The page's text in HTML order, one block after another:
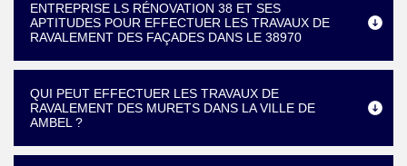
ENTREPRISE LS RÉNOVATION 38 ET SES
APTITUDES POUR EFFECTUER LES TRAVAUX DE
RAVALEMENT DES FAÇADES DANS LE 38970
QUI PEUT EFFECTUER LES TRAVAUX DE
RAVALEMENT DES MURETS DANS LA VILLE DE
AMBEL ?